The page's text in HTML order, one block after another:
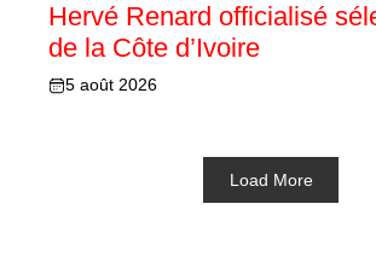
Hervé Renard officialisé
de la Côte d’Ivoire
5 août 2026
Load More